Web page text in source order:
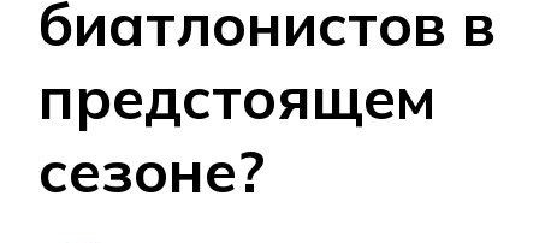
биатлонистов в
предстоящем
сезоне?